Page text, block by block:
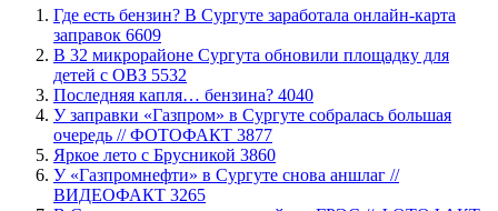
​Где есть бензин? В Сургуте заработала онлайн-карта
заправок 6609
В 32 микрорайоне Сургута обновили площадку для
детей с ОВЗ 5532
​Последняя капля… бензина? 4040
​У заправки «Газпром» в Сургуте собралась большая
очередь // ФОТОФАКТ 3877
Яркое лето с Брусникой 3860
У «Газпромнефти» в Сургуте снова аншлаг //
ВИДЕОФАКТ 3265